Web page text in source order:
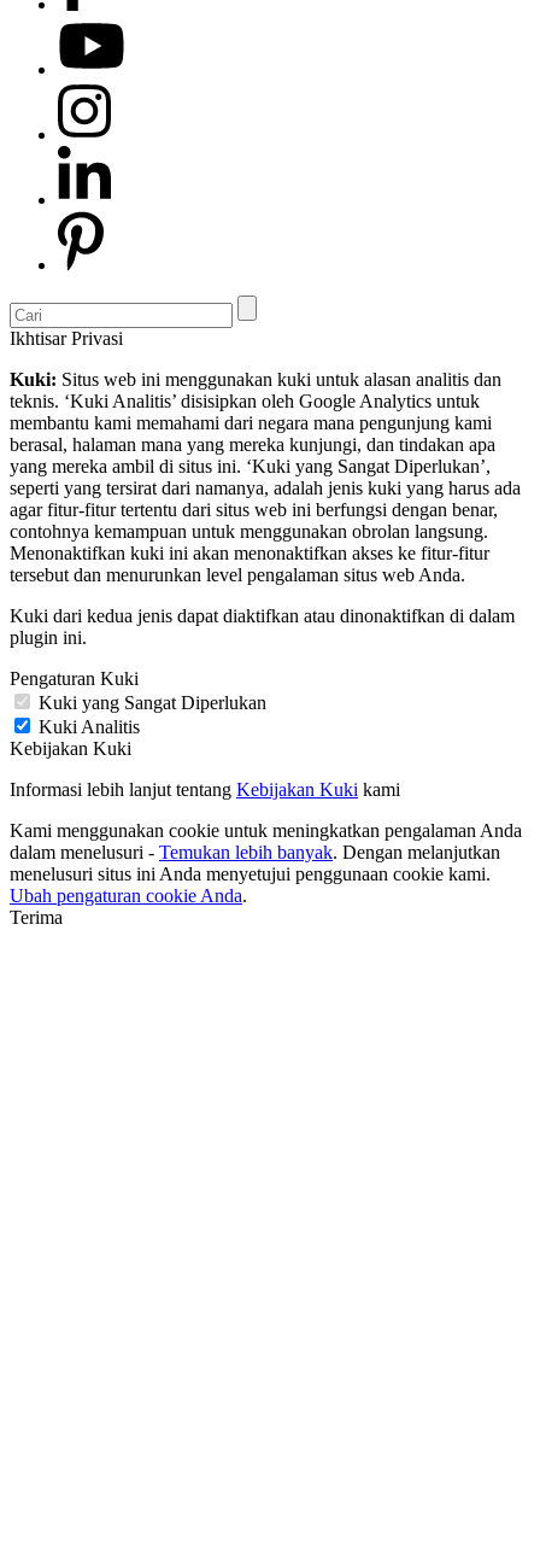
Ikhtisar Privasi
Kuki: Situs web ini menggunakan kuki untuk alasan analitis dan
teknis. ‘Kuki Analitis’ disisipkan oleh Google Analytics untuk
membantu kami memahami dari negara mana pengunjung kami
berasal, halaman mana yang mereka kunjungi, dan tindakan apa
yang mereka ambil di situs ini. ‘Kuki yang Sangat Diperlukan’,
seperti yang tersirat dari namanya, adalah jenis kuki yang harus ada
agar fitur-fitur tertentu dari situs web ini berfungsi dengan benar,
contohnya kemampuan untuk menggunakan obrolan langsung.
Menonaktifkan kuki ini akan menonaktifkan akses ke fitur-fitur
tersebut dan menurunkan level pengalaman situs web Anda.
Kuki dari kedua jenis dapat diaktifkan atau dinonaktifkan di dalam
plugin ini.
Pengaturan Kuki
Kuki yang Sangat Diperlukan
Kuki Analitis
Kebijakan Kuki
Informasi lebih lanjut tentang Kebijakan Kuki kami
Kami menggunakan cookie untuk meningkatkan pengalaman Anda
dalam menelusuri - Temukan lebih banyak. Dengan melanjutkan
menelusuri situs ini Anda menyetujui penggunaan cookie kami.
Ubah pengaturan cookie Anda.
Terima